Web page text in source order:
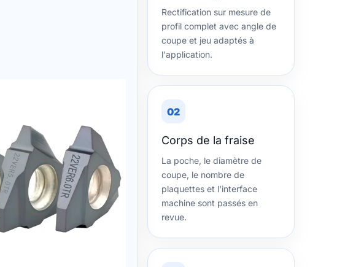
Rectification sur mesure de
profil complet avec angle de
coupe et jeu adaptés à
l'application.
02
Corps de la fraise
La poche, le diamètre de
coupe, le nombre de
plaquettes et l'interface
machine sont passés en
revue.